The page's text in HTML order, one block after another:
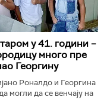
у 41. години –
много пре
Георгину
Роналдо и Георгина
могли да се венчају на